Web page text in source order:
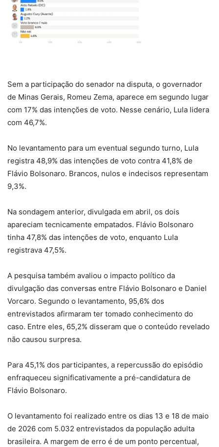
Sem a participação do senador na disputa, o governador
de Minas Gerais, Romeu Zema, aparece em segundo lugar
com 17% das intenções de voto. Nesse cenário, Lula lidera
com 46,7%.
No levantamento para um eventual segundo turno, Lula
registra 48,9% das intenções de voto contra 41,8% de
Flávio Bolsonaro. Brancos, nulos e indecisos representam
9,3%.
Na sondagem anterior, divulgada em abril, os dois
apareciam tecnicamente empatados. Flávio Bolsonaro
tinha 47,8% das intenções de voto, enquanto Lula
registrava 47,5%.
A pesquisa também avaliou o impacto político da
divulgação das conversas entre Flávio Bolsonaro e Daniel
Vorcaro. Segundo o levantamento, 95,6% dos
entrevistados afirmaram ter tomado conhecimento do
caso. Entre eles, 65,2% disseram que o conteúdo revelado
não causou surpresa.
Para 45,1% dos participantes, a repercussão do episódio
enfraqueceu significativamente a pré-candidatura de
Flávio Bolsonaro.
O levantamento foi realizado entre os dias 13 e 18 de maio
de 2026 com 5.032 entrevistados da população adulta
brasileira. A margem de erro é de um ponto percentual,